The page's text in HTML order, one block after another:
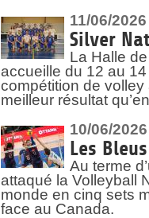
11/06/2026
Silver
La Halle
accueille du 12 au
compétition de
meilleur résultat
10/06/2026
Les
Au terme
attaqué la Volleyball
monde en cinq sets
face au Canada.